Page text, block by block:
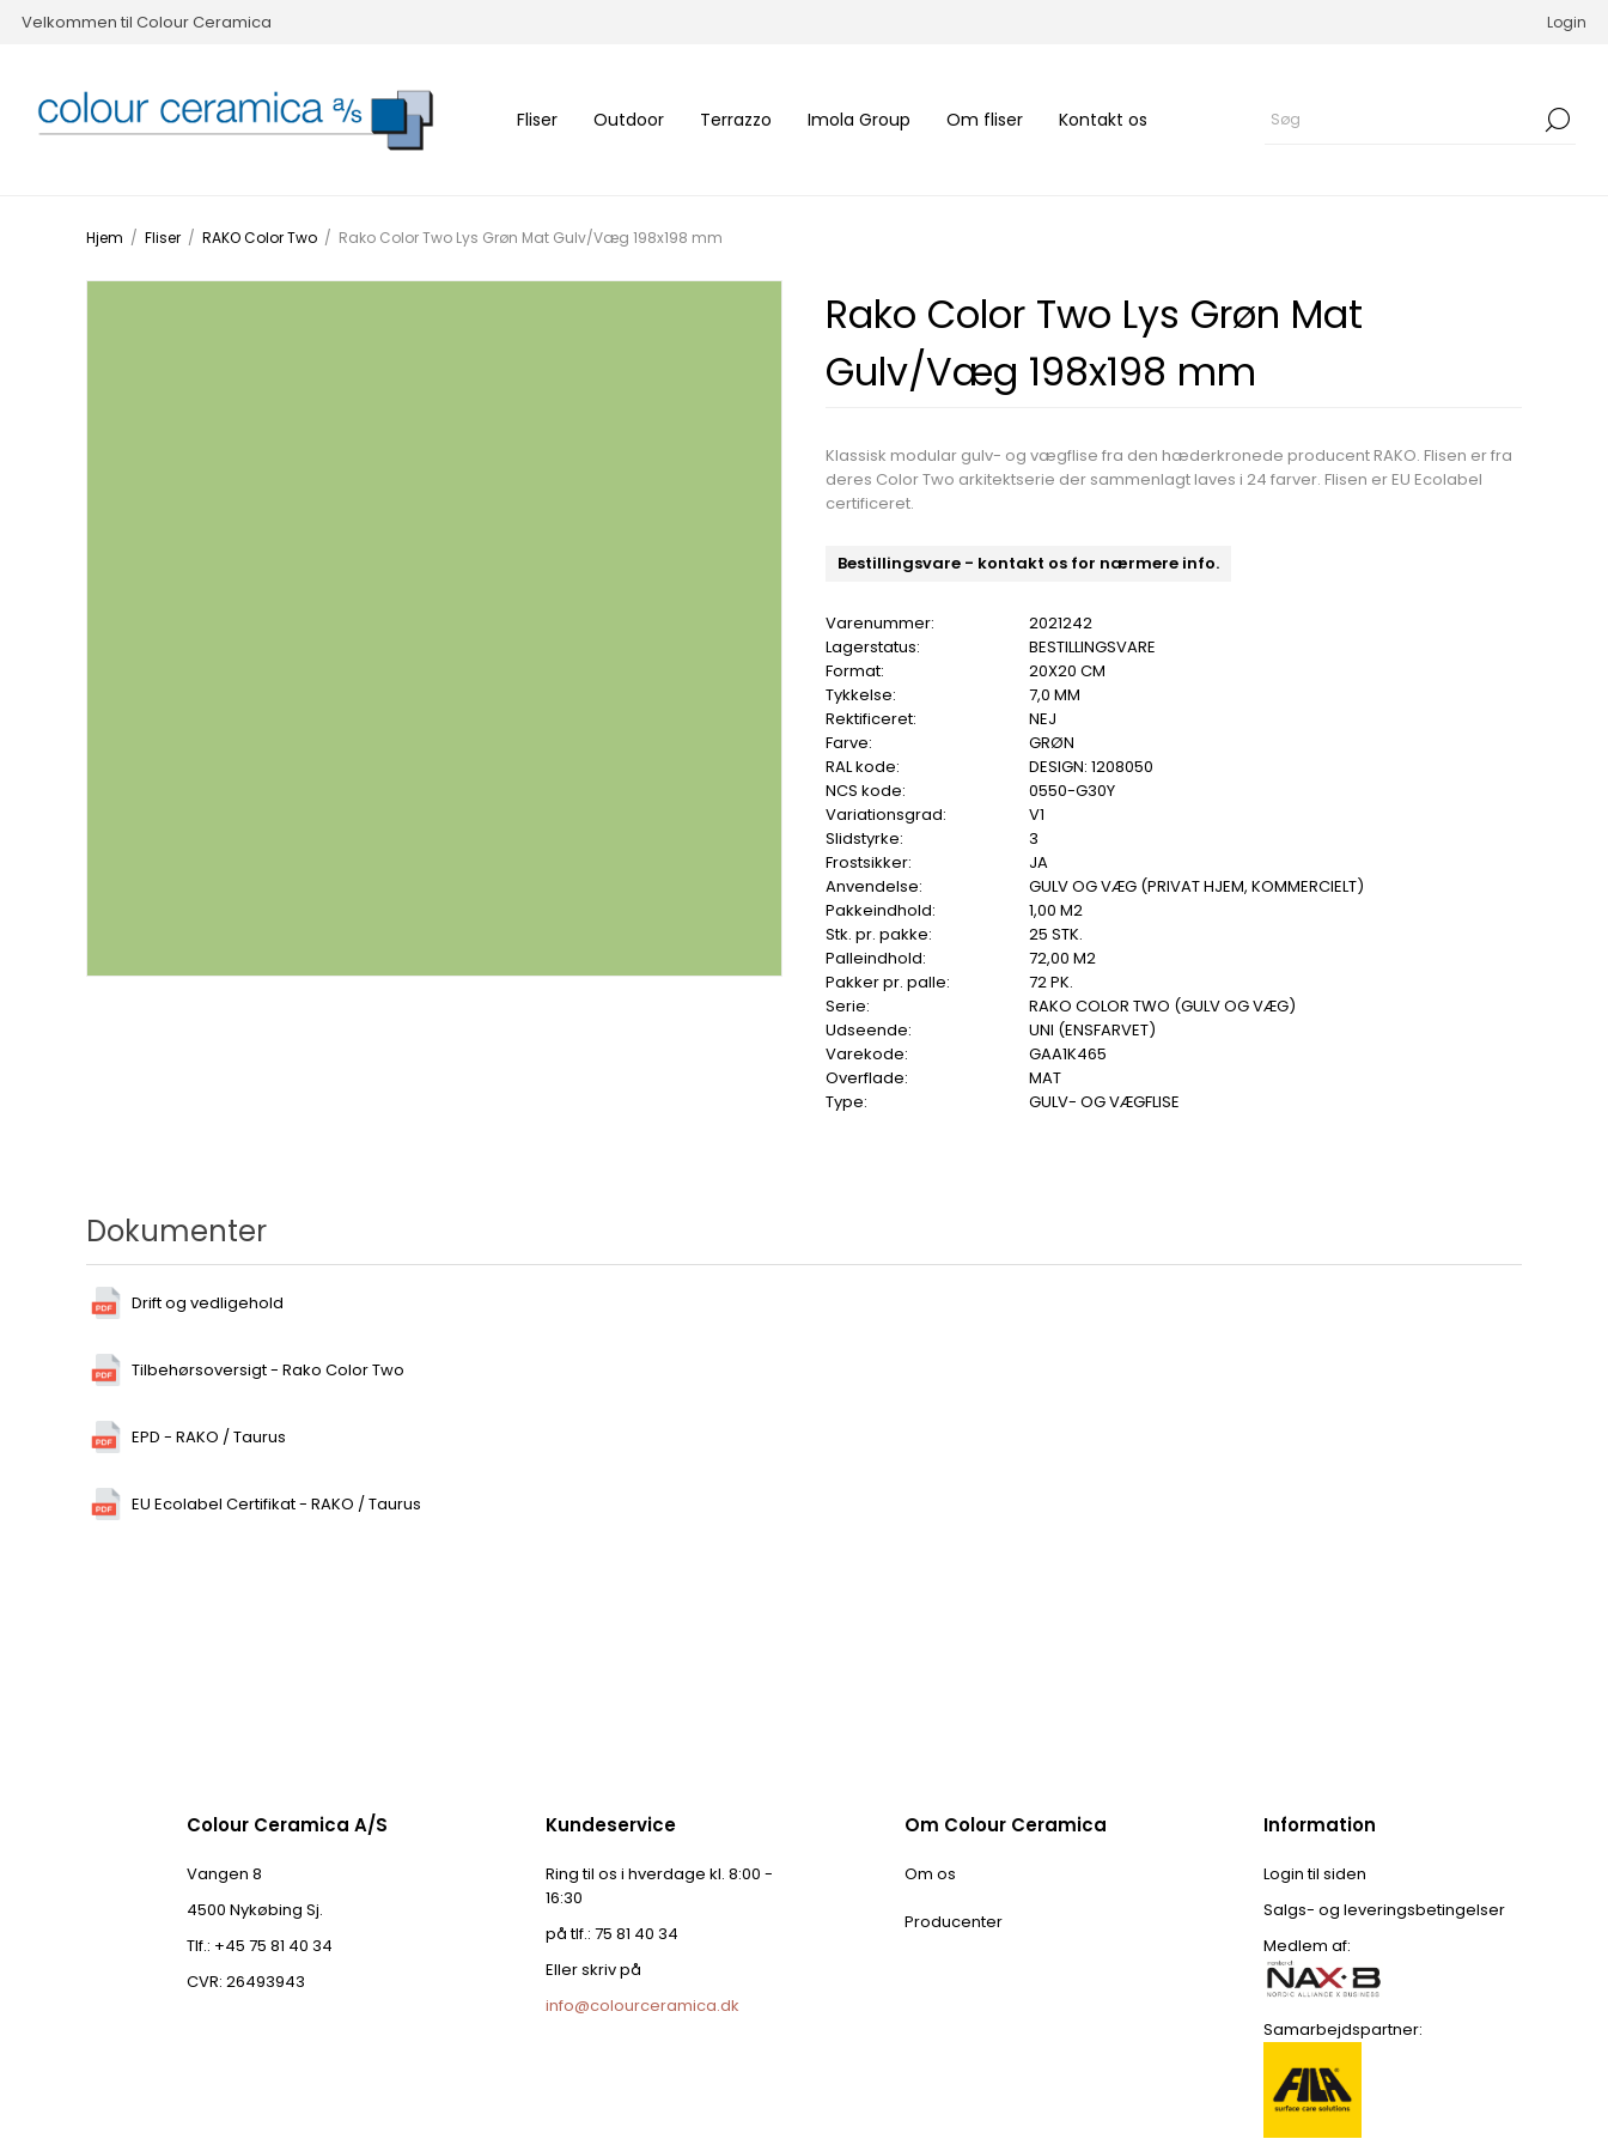
Velkommen til Colour Ceramica Login
Fliser Outdoor Terrazzo Imola Group Om fliser Kontakt os
Hjem / Fliser / RAKO Color Two / Rako Color Two Lys Grøn Mat Gulv/Væg 198x198 mm
Rako Color Two Lys Grøn Mat
Gulv/Væg 198x198 mm
Klassisk modular gulv- og vægflise fra den hæderkronede producent RAKO. Flisen er fra
deres Color Two arkitektserie der sammenlagt laves i 24 farver. Flisen er EU Ecolabel
certificeret.
Bestillingsvare - kontakt os for nærmere info.
Varenummer:
2021242
Lagerstatus:
BESTILLINGSVARE
Format:
20X20 CM
Tykkelse:
7,0 MM
Rektificeret:
NEJ
Farve:
GRØN
RAL kode:
DESIGN: 1208050
NCS kode:
0550-G30Y
Variationsgrad:
V1
Slidstyrke:
3
Frostsikker:
JA
Anvendelse:
GULV OG VÆG (PRIVAT HJEM, KOMMERCIELT)
Pakkeindhold:
1,00 M2
Stk. pr. pakke:
25 STK.
Palleindhold:
72,00 M2
Pakker pr. palle:
72 PK.
Serie:
RAKO COLOR TWO (GULV OG VÆG)
Udseende:
UNI (ENSFARVET)
Varekode:
GAA1K465
Overflade:
MAT
Type:
GULV- OG VÆGFLISE
Dokumenter
Drift og vedligehold
Tilbehørsoversigt - Rako Color Two
EPD - RAKO / Taurus
EU Ecolabel Certifikat - RAKO / Taurus
Colour Ceramica A/S
Vangen 8
4500 Nykøbing Sj.
Tlf.: +45 75 81 40 34
CVR: 26493943
Kundeservice
Ring til os i hverdage kl. 8:00 -
16:30
på tlf.: 75 81 40 34
Eller skriv på
info@colourceramica.dk
Om Colour Ceramica
Om os
Producenter
Information
Login til siden
Salgs- og leveringsbetingelser
Medlem af:
Samarbejdspartner: